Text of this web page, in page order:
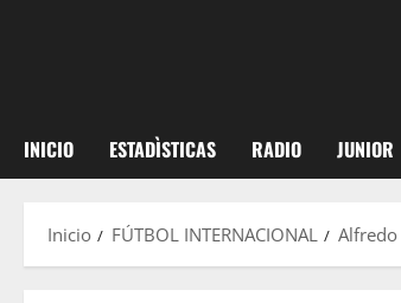
INICIO ESTADÌSTICAS RADIO JUNIOR
Inicio FÚTBOL INTERNACIONAL